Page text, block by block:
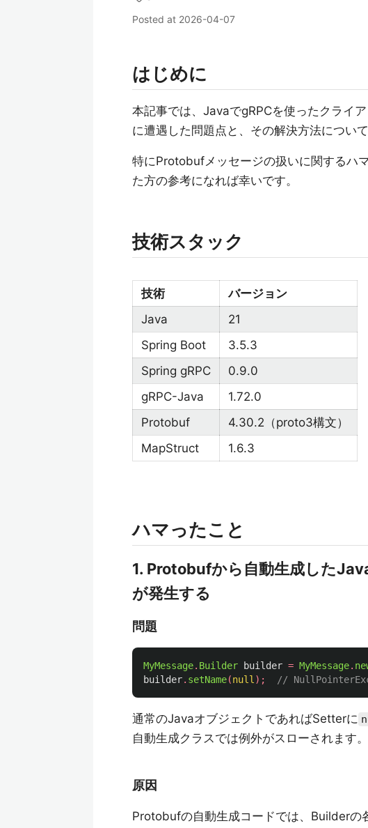
Posted at 2026-04-07
はじめに
本記事では、JavaでgRPCを使ったクライ
に遭遇した問題点と、その解決方法について
特にProtobufメッセージの扱いに関するハ
た方の参考になれば幸いです。
技術スタック
技術
バージョン
Java
21
Spring Boot
3.5.3
Spring gRPC
0.9.0
gRPC-Java
1.72.0
Protobuf
4.30.2（proto3構文）
MapStruct
1.6.3
ハマったこと
1. Protobufから自動生成した
が発生する
問題
MyMessage. Builder builder = MyMessage.
builder. setName(null ); //
通常のJavaオブジェクトであればSetterに
自動生成クラスでは例外がスローされます。
原因
Protobufの自動生成コードでは、Builderの